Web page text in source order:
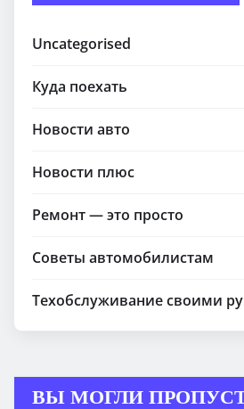
Uncategorised
Куда поехать
Новости авто
Новости плюс
Ремонт — это просто
Советы автомобилистам
Техобслуживание своими
ВЫ МОГЛИ